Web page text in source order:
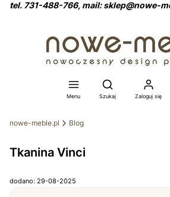
tel. 731-488-766, mail: sklep@nowe-
Menu
Otwórz wyszukiwarkę
Szukaj Zaloguj się
nowe-meble.pl Blog
Tkanina Vinci
dodano: 29-08-2025